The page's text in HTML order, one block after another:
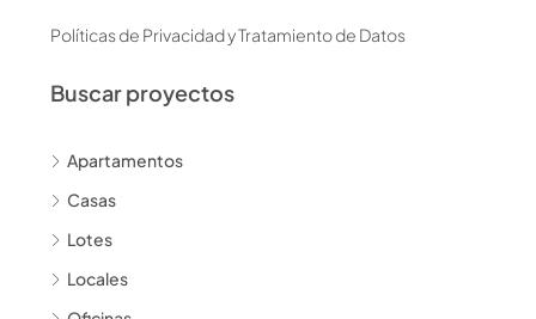
Políticas de Privacidad y Tratamiento de Datos
Buscar proyectos
Apartamentos
Casas
Lotes
Locales